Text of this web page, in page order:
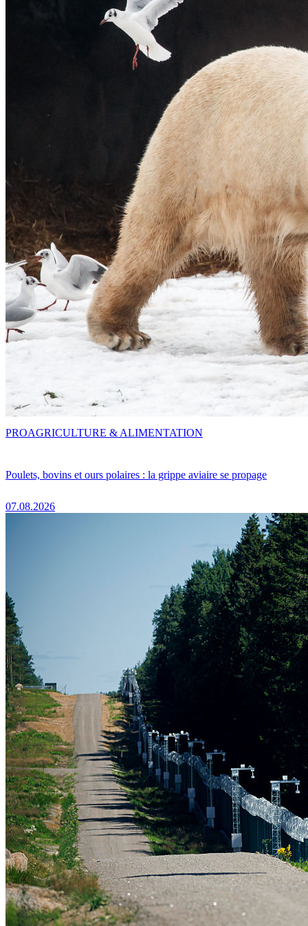
Poulets, bovins et ours polaires : la grippe aviaire se propage
07.08.2026
PROAGRICULTURE & ALIMENTATION